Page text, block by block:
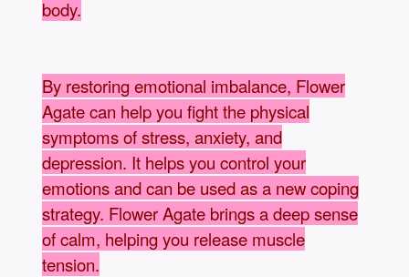
body.
By restoring emotional imbalance, Flower
Agate can help you fight the physical
symptoms of stress, anxiety, and
depression. It helps you control your
emotions and can be used as a new coping
strategy. Flower Agate brings a deep sense
of calm, helping you release muscle
tension.